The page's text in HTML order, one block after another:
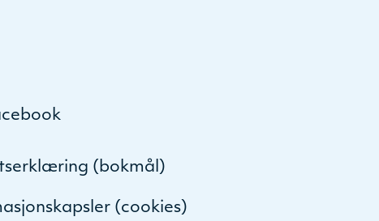
(bokmål)
(cookies)